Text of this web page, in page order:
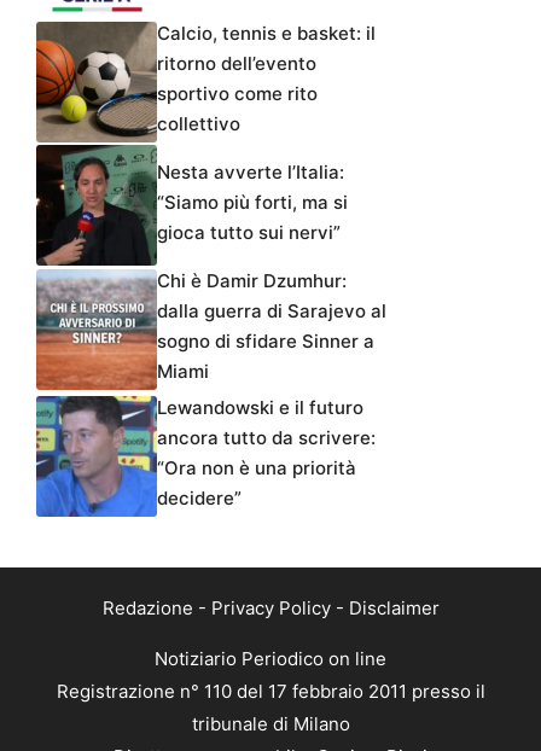
Calcio, tennis e basket: il
ritorno dell’evento
sportivo come rito
collettivo
Nesta avverte l’Italia:
“Siamo più forti, ma si
gioca tutto sui nervi”
Chi è Damir Dzumhur:
dalla guerra di Sarajevo al
sogno di sfidare Sinner a
Miami
Lewandowski e il futuro
ancora tutto da scrivere:
“Ora non è una priorità
decidere”
Redazione - Privacy Policy- Disclaimer
Notiziario Periodico on line
Registrazione n° 110 del 17 febbraio 2011 presso il
tribunale di Milano